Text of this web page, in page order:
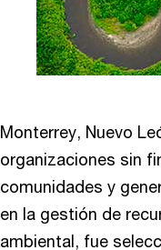
Monterrey, Nuevo
organizaciones sin
comunidades y
en la gestión de
ambiental, fue